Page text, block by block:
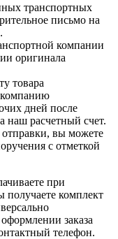
транспортных
письмо на
компании
оригинала
товара
компанию
дней после
наш расчетный счет.
отправки, вы можете
с отметкой
при
получаете комплект
заказа
телефон.